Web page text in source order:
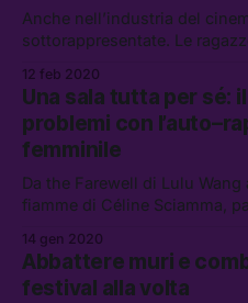
Anche nell’industria del
sottorappresentate. Le
regista, che racconta la sua
mondo dominato da uomini.
12 feb 2020
Una sala tutta per sé:
problemi con
femminile
Da the Farewell di Lulu
fiamme di Céline Sciamma,
Hollywood continua a non
14 gen 2020
Abbattere muri e
festival alla volta